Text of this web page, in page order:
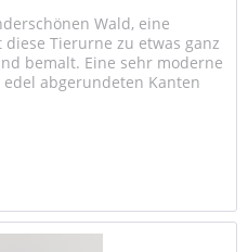
Wald, eine
Tierurne zu etwas ganz
bemalt. Eine sehr moderne
abgerundeten Kanten